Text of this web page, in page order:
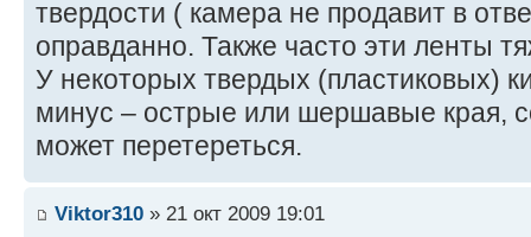
твердости ( камера не продавит в
оправданно. Также часто эти ленты
У некоторых твердых (пластиковых)
минус – острые или шершавые края,
может перетереться.
Viktor310 » 21 окт 2009 19:01